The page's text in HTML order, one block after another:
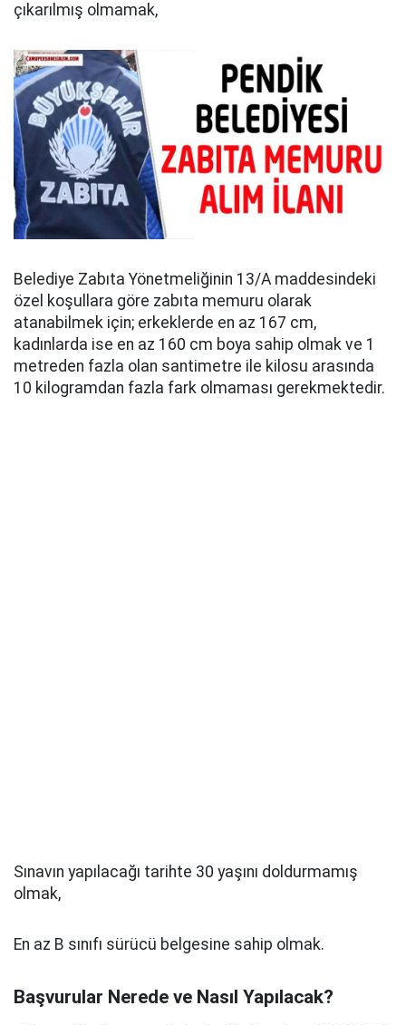
çıkarılmış olmamak,
Belediye Zabıta Yönetmeliğinin 13/A maddesindeki
özel koşullara göre zabıta memuru olarak
atanabilmek için; erkeklerde en az 167 cm,
kadınlarda ise en az 160 cm boya sahip olmak ve 1
metreden fazla olan santimetre ile kilosu arasında
10 kilogramdan fazla fark olmaması gerekmektedir.
Sınavın yapılacağı tarihte 30 yaşını doldurmamış
olmak,
En az B sınıfı sürücü belgesine sahip olmak.
Başvurular Nerede ve Nasıl Yapılacak?